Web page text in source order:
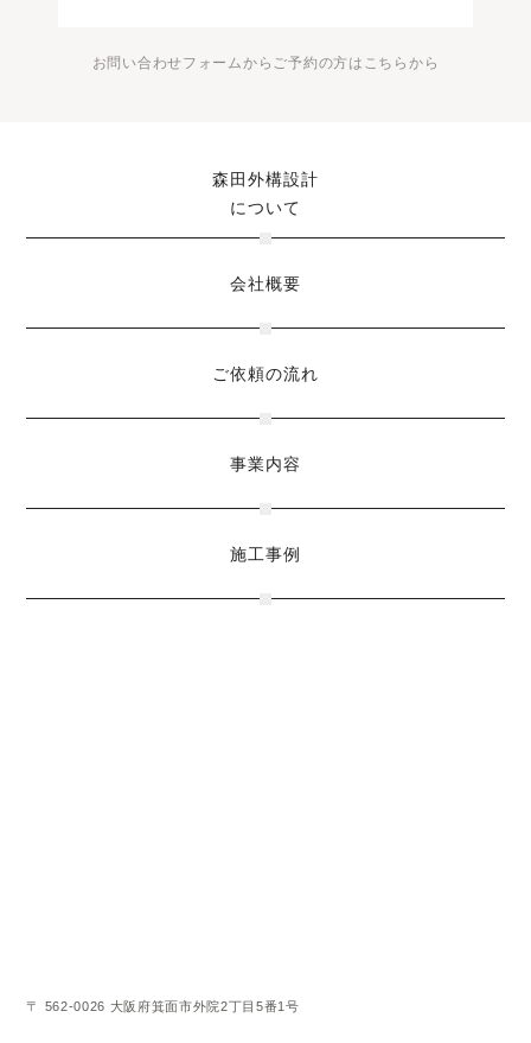
お問い合わせフォームからご予約の方はこちらから
森田外構設計
について
会社概要
ご依頼の流れ
事業内容
施工事例
〒 562-0026 大阪府箕面市外院2丁目5番1号